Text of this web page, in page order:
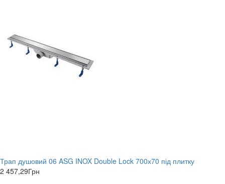
Трап душовий 06 ASG INOX Double Lock 700х70 під плитку
2 457,29Грн